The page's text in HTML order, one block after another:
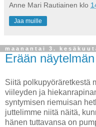
Anne Mari Rautiainen klo
Jaa muille
maanantai 3.
Erään
Siitä polkupyöräretkestä
viileyden ja
syntymisen riemuisan
juttelimme niitä näitä,
hänen tuttavansa on